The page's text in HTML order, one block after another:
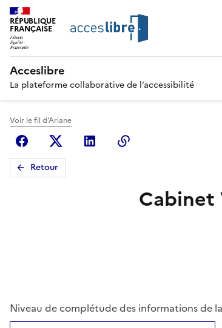
RÉPUBLIQUE
FRANÇAISE
Acceslibre
La plateforme collaborative de l’accessibilité
Voir le fil d'Ariane
FacebookX (anciennement Twitter)
Linkedin
Retour
Cabinet
Niveau de complétude des informations de